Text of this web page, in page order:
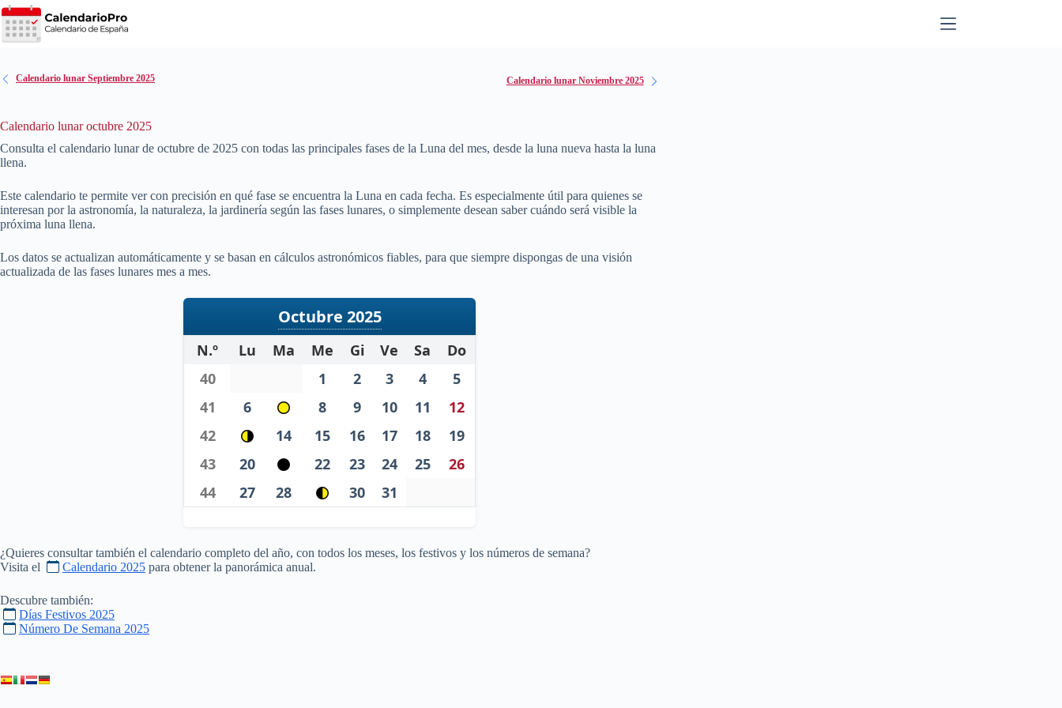
Saltar
al
contenido
Calendario lunar Septiembre 2025 Calendario lunar Noviembre 2025
Calendario lunar octubre 2025
Consulta el calendario lunar de octubre de 2025 con todas las principales fases de la Luna del mes, desde la luna nueva hasta la luna
llena.
Este calendario te permite ver con precisión en qué fase se encuentra la Luna en cada fecha. Es especialmente útil para quienes se
interesan por la astronomía, la naturaleza, la jardinería según las fases lunares, o simplemente desean saber cuándo será visible la
próxima luna llena.
Los datos se actualizan automáticamente y se basan en cálculos astronómicos fiables, para que siempre dispongas de una visión
actualizada de las fases lunares mes a mes.
Octubre 2025
N.º Lu Ma Me Gi Ve Sa
Do
40
1 2 3 4
5
41
6 8 9 10 11
12
42
14 15 16 17 18
19
43
20 22 23 24 25
26
44
27 28 30 31
¿Quieres consultar también el calendario completo del año, con todos los meses, los festivos y los números de semana?
Visita el
Calendario 2025 para obtener la panorámica anual.
Descubre también:
Días Festivos 2025
Número De Semana 2025